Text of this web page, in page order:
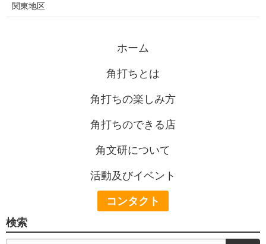
関東地区
ホーム
角打ちとは
角打ちの楽しみ方
角打ちのできる店
角文研について
活動及びイベント
コンタクト
検索